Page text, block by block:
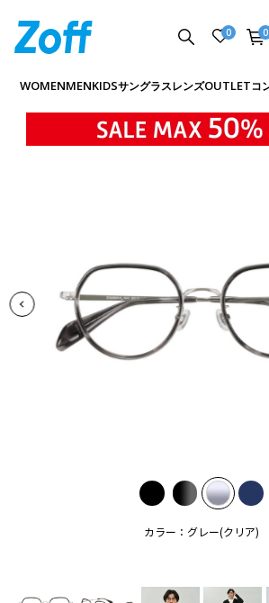
0 0
WOMENMENKIDSサングラスレンズOUTLETコ
カラー：グレー(クリア)
商品詳細ページへ